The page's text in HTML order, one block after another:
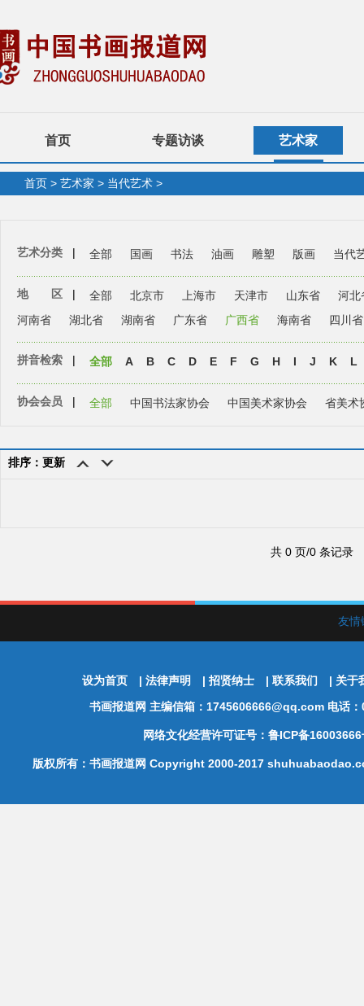
首页 专题访谈 艺术家
首页 > 艺术家 > 当代艺术 >
艺术分类 | 全部 国画 书法 油画 雕塑 版画 当代
地 区 | 全部 北京市 上海市 天津市 山东省
河北
河南省
湖北省 湖南省 广东省 广西省 海南省 四川省
拼音检索 | 全部 A B C D E F G H I J K L
协会会员 | 全部 中国书法家协会 中国美术家协会 省美术
排序：更新
共 0 页/0 条记录
友
设为首页 | 法律声明 | 招贤纳士 | 联系我们 | 关于
书画报道网 主编信箱：1745606666@qq.com 电话
网络文化经营许可证号：鲁ICP备
版权所有：书画报道网 Copyright 2000-2017